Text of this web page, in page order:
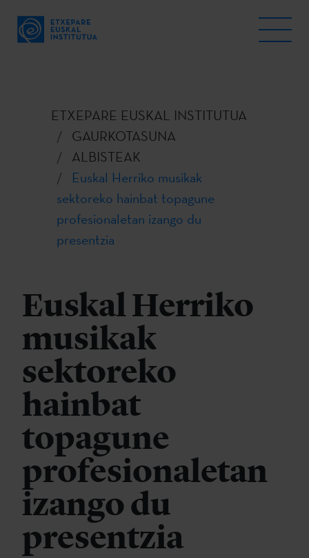
ETXEPARE EUSKAL INSTITUTUA
GAURKOTASUNA
ALBISTEAK
Euskal Herriko musikak
sektoreko hainbat topagune
profesionaletan izango du
presentzia
Euskal Herriko
musikak
sektoreko
hainbat
topagune
profesionaletan
izango du
presentzia